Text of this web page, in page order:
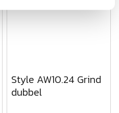
Style AW10.24 Grind
dubbel